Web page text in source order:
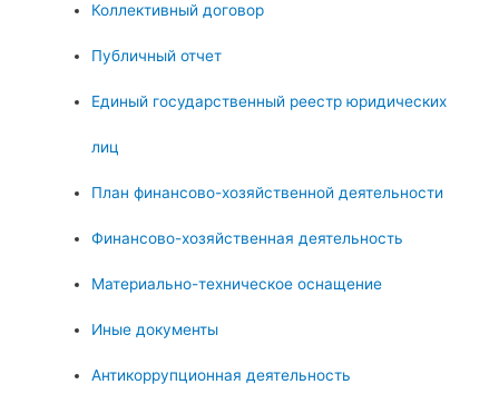
Коллективный договор
Публичный отчет
Единый государственный реестр юридических
лиц
План финансово-хозяйственной деятельности
Финансово-хозяйственная деятельность
Материально-техническое оснащение
Иные документы
Антикоррупционная деятельность